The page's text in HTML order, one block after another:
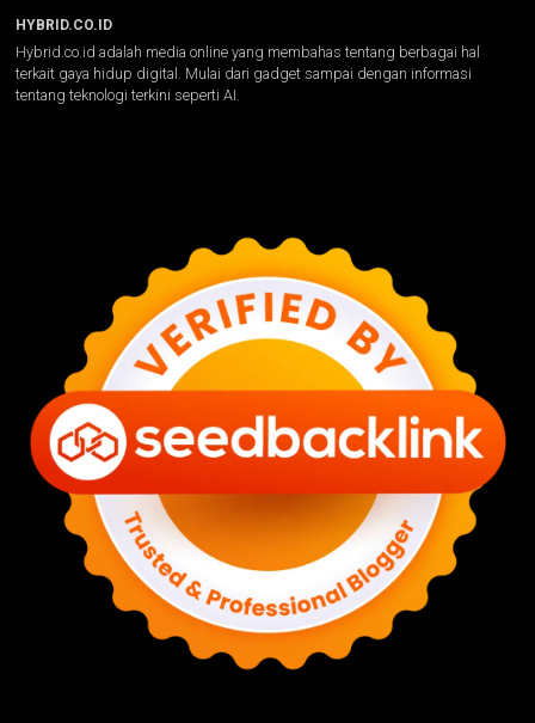
HYBRID.CO.ID
Hybrid.co.id adalah media online yang membahas tentang berbagai hal
terkait gaya hidup digital. Mulai dari gadget sampai dengan informasi
tentang teknologi terkini seperti AI.